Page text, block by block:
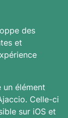
des
et
un élément
Celle-ci
sur iOS et